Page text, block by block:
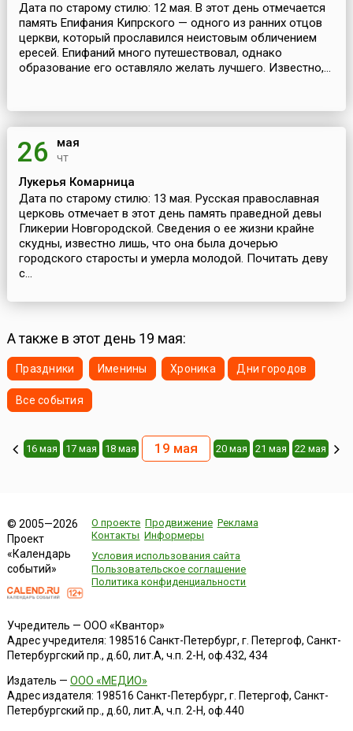
Дата по старому стилю: 12 мая. В этот день отмечается
память Епифания Кипрского — одного из ранних отцов
церкви, который прославился неистовым обличением
ересей. Епифаний много путешествовал, однако
образование его оставляло желать лучшего. Известно,...
26 мая
чт
Лукерья Комарница
Дата по старому стилю: 13 мая. Русская православная
церковь отмечает в этот день память праведной девы
Гликерии Новгородской. Сведения о ее жизни крайне
скудны, известно лишь, что она была дочерью
городского старосты и умерла молодой. Почитать деву
с...
А также в этот день 19 мая:
Праздники Именины Хроника Дни городов
Все события
16 мая 17 мая 18 мая 19 мая 20 мая 21 мая 22 мая
© 2005—2026
Проект
«Календарь
событий»
О проекте Продвижение Реклама
Контакты Информеры
Условия использования сайта
Пользовательское соглашение
Политика конфиденциальности
Учредитель — ООО «Квантор»
Адрес учредителя: 198516 Санкт-Петербург, г. Петергоф, Санкт-
Петербургский пр., д.60, лит.А, ч.п. 2-Н, оф.432, 434
Издатель — ООО «МЕДИО»
Адрес издателя: 198516 Санкт-Петербург, г. Петергоф, Санкт-
Петербургский пр., д.60, лит.А, ч.п. 2-Н, оф.440